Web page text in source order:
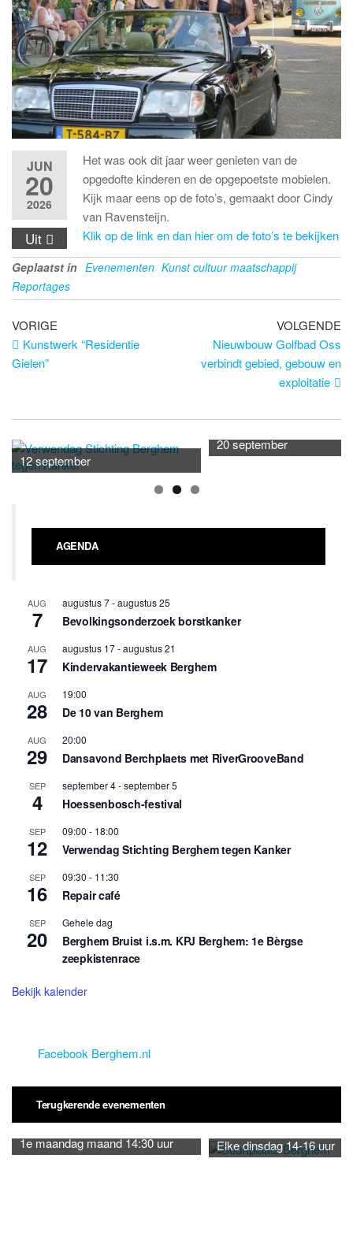
JUN
20
2026
Uit
Het was ook dit jaar weer genieten van de
opgedofte kinderen en de opgepoetste mobielen.
Kijk maar eens op de foto’s, gemaakt door Cindy
van Ravensteijn.
Klik op de link en dan hier om de foto’s te bekijken
Geplaatst in Evenementen Kunst cultuur maatschappij
Reportages
Bericht
navigatie
Vorig
bericht
VORIGE
Kunstwerk “Residentie
Gielen”
VOLGENDE
Nieuwbouw Golfbad Oss
verbindt gebied, gebouw en
exploitatie
12 september
20 september
AGENDA
AUG
7
augustus 7-augustus 25
Bevolkingsonderzoek borstkanker
AUG
17
augustus 17-augustus 21
Kindervakantieweek Berghem
AUG
28
19:00
De 10 van Berghem
AUG
29
20:00
Dansavond Berchplaets met RiverGrooveBand
SEP
4
september 4-september 5
Hoessenbosch-festival
SEP
12
09:00 - 18:00
Verwendag Stichting Berghem tegen Kanker
SEP
16
09:30 - 11:30
Repair café
SEP
20
Gehele dag
Berghem Bruist i.s.m. KPJ Berghem: 1e Bèrgse
zeepkistenrace
Bekijk kalender
Facebook Berghem.nl
Terugkerende evenementen
1e maandag maand 14:30 uur Elke dinsdag 14-16 uur